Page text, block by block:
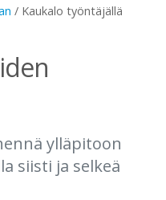
/ Kaukalo työntäjällä
ylläpitoon
siisti ja selkeä